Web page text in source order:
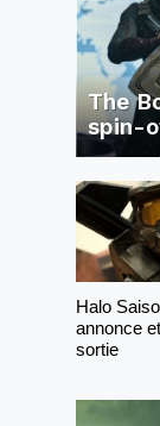
The
spin-
Halo
annonce
sortie